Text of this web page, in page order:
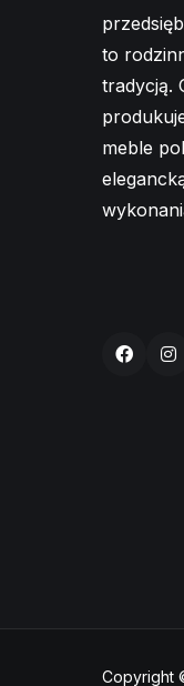
to
tradycją.
meble
Copyright